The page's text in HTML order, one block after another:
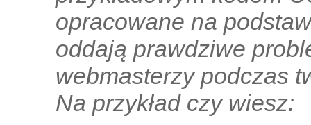
opracowane na
oddają prawdziwe
webmasterzy podczas
Na przykład czy wiesz: